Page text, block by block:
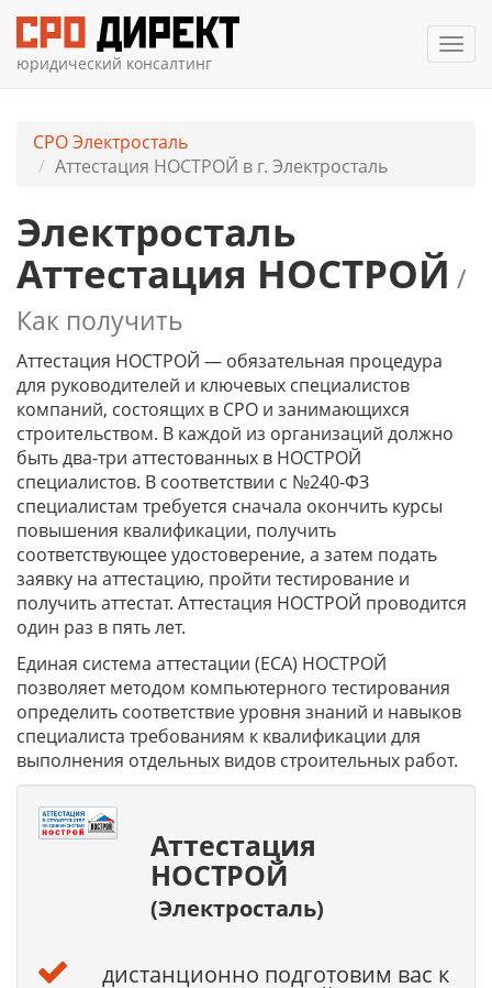
юридический консалтинг
СРО Электросталь
Аттестация НОСТРОЙ в г. Электросталь
Электросталь
Аттестация НОСТРОЙ /
Как получить
Аттестация НОСТРОЙ — обязательная процедура
для руководителей и ключевых специалистов
компаний, состоящих в СРО и занимающихся
строительством. В каждой из организаций должно
быть два-три аттестованных в НОСТРОЙ
специалистов. В соответствии с №240-ФЗ
специалистам требуется сначала окончить курсы
повышения квалификации, получить
соответствующее удостоверение, а затем подать
заявку на аттестацию, пройти тестирование и
получить аттестат. Аттестация НОСТРОЙ проводится
один раз в пять лет.
Единая система аттестации (ЕСА) НОСТРОЙ
позволяет методом компьютерного тестирования
определить соответствие уровня знаний и навыков
специалиста требованиям к квалификации для
выполнения отдельных видов строительных работ.
Аттестация
НОСТРОЙ
(Электросталь)
дистанционно подготовим вас к